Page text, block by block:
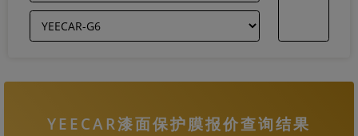
YEECAR漆面保护膜报价查询结果